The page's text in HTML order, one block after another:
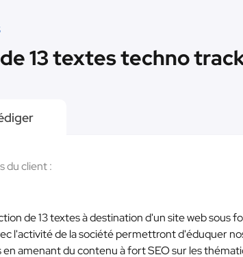
13 textes techno
du client :
de 13 textes à destination d'un site web sous
l'activité de la société permettront d'éduquer
amenant du contenu à fort SEO sur les